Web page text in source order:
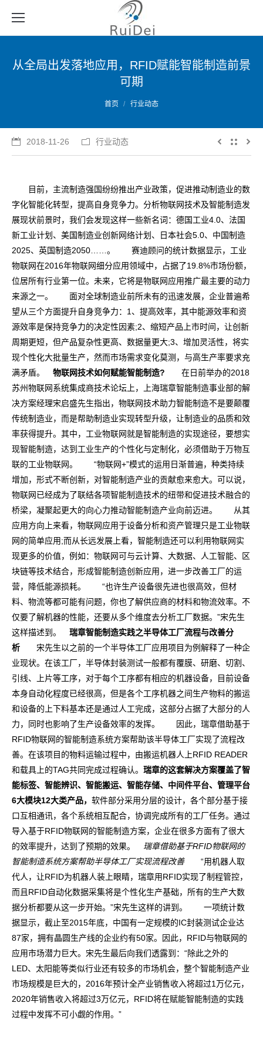
从全局出发落地应用，RFID赋能智能制造前景
可期
首页 行业动态
2018-11-26 行业动态
目前，主流制造强国纷纷推出产业政策，促进推动制造业的数
字化智能化转型，提高自身竞争力。分析物联网技术及智能制造发
展现状前景时，我们会发现这样一些新名词：德国工业4.0、法国
新工业计划、美国制造业创新网络计划、日本社会5.0、中国制造
2025、英国制造2050……。 赛迪顾问的统计数据显示，工业
物联网在2016年物联网细分应用领域中，占据了19.8%市场份额，
位居所有行业第一位。未来，它将是物联网应用推广最主要的动力
来源之一。
面对全球制造业前所未有的迅速发展，企业普遍希
望从三个方面提升自身竞争力：1、提高效率，其中能源效率和资
源效率是保持竞争力的决定性因素;2、缩短产品上市时间，让创新
周期更短，但产品复杂性更高、数据量更大;3、增加灵活性，将实
现个性化大批量生产，然而市场需求变化莫测，与高生产率要求充
满矛盾。
物联网技术如何赋能智能制造? 在日前举办的2018
苏州物联网系统集成商技术论坛上，上海瑞章智能制造事业部的解
决方案经理宋启盛先生指出，物联网技术助力智能制造不是要颠覆
传统制造业，而是帮助制造业实现转型升级，让制造业的品质和效
率获得提升。其中，工业物联网就是智能制造的实现途径，要想实
现智能制造，达到工业生产的个性化与定制化，必须借助于万物互
联的工业物联网。 “物联网+”模式的运用日渐普遍，种类持续
增加，形式不断创新，对智能制造产业的贡献愈来愈大。可以说，
物联网已经成为了联结各项智能制造技术的纽带和促进技术融合的
桥梁，凝聚起更大的向心力推动智能制造产业向前迈进。 从其
应用方向上来看，物联网应用于设备分析和资产管理只是工业物联
网的简单应用;而从长远发展上看，智能制造还可以利用物联网实
现更多的价值，例如：物联网可与云计算、大数据、人工智能、区
块链等技术结合，形成智能制造创新应用，进一步改善工厂的运
营，降低能源损耗。 “也许生产设备很先进也很高效，但材
料、物流等都可能有问题，你也了解供应商的材料和物流效率。不
仅要了解机器的性能，还要从多个维度去分析工厂数据。”宋先生
这样描述到。
瑞章智能制造实践之半导体工厂流程与改善分
析 宋先生以之前的一个半导体工厂应用项目为例解释了一种企
业现状。在该工厂，半导体封装测试一般都有覆膜、研磨、切割、
引线、上片等工序，对于每个工序都有相应的机器设备，目前设备
本身自动化程度已经很高，但是各个工序机器之间生产物料的搬运
和设备的上下料基本还是通过人工完成，这部分占据了大部分的人
力，同时也影响了生产设备效率的发挥。 因此，瑞章借助基于
RFID物联网的智能制造系统方案帮助该半导体工厂实现了流程改
善。在该项目的物料运输过程中，由搬运机器人上RFID READER
和载具上的TAG共同完成过程确认。 瑞章的这套解决方案覆盖了智
能标签、智能辨识、智能搬运、智能存储、中间件平台、管理平台
6大模块12大类产品， 软件部分采用分层的设计，各个部分基于接
口互相通讯，各个系统相互配合，协调完成所有的工厂任务。通过
导入基于RFID物联网的智能制造方案，企业在很多方面有了很大
的效率提升，达到了预期的效果。
瑞章借助基于RFID物联网的
智能制造系统方案帮助半导体工厂实现流程改善“用机器人取
代人，让RFID为机器人装上眼睛，瑞章用RFID实现了制程管控，
而且RFID自动化数据采集将是个性化生产基础，所有的生产大数
据分析都要从这一步开始。”宋先生这样的讲到。 一项统计数
据显示，截止至2015年底，中国有一定规模的IC封装测试企业达
87家，拥有晶圆生产线的企业约有50家。因此，RFID与物联网的
应用市场潜力巨大。宋先生最后向我们透露到：“除此之外的
LED、太阳能等类似行业还有较多的市场机会，整个智能制造产业
市场规模是巨大的，2016年预计全产业销售收入将超过1万亿元，
2020年销售收入将超过3万亿元，RFID将在赋能智能制造的实践
过程中发挥不可小觑的作用。”